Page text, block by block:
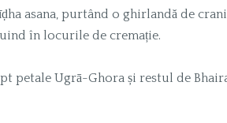
asana, purtând o ghirlandă de
în locurile de cremație.
petale Ugrā-Ghora și restul de